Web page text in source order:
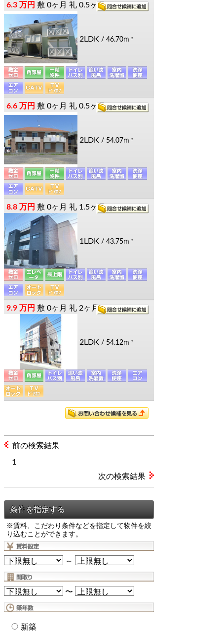
6.3 万円 敷 0ヶ月 礼 0.5ヶ月
2LDK / 46.70m 2
6.6 万円 敷 0ヶ月 礼 0.5ヶ月
2LDK / 54.07m 2
8.8 万円 敷 0ヶ月 礼 1.5ヶ月
1LDK / 43.75m 2
9.9 万円 敷 0ヶ月 礼 2ヶ月
2LDK / 54.12m 2
前の検索結果
1
※賃料、こだわり条件などを指定して物件を絞
り込むことができます。
～
〜
新築